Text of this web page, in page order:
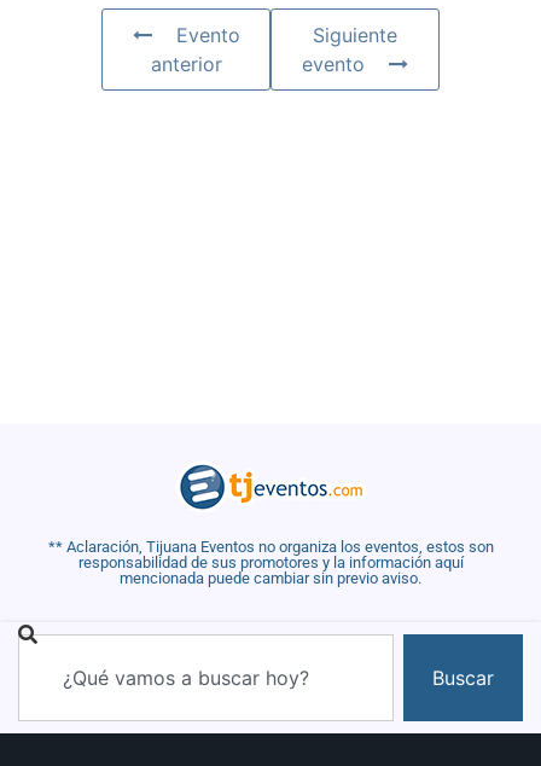
Evento
anterior
Siguiente
evento
** Aclaración, Tijuana Eventos no organiza los eventos, estos son
responsabilidad de sus promotores y la información aquí
mencionada puede cambiar sin previo aviso.
Buscar